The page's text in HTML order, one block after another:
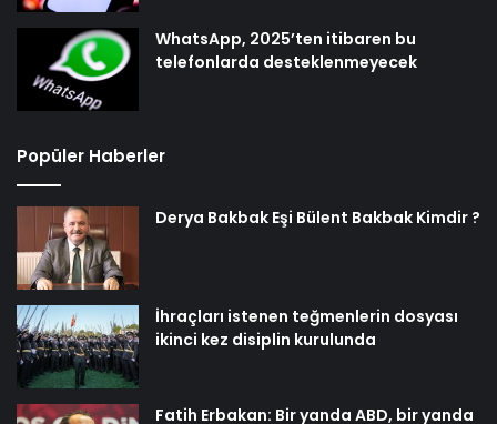
WhatsApp, 2025’ten itibaren bu
telefonlarda desteklenmeyecek
Popüler Haberler
Derya Bakbak Eşi Bülent Bakbak Kimdir ?
İhraçları istenen teğmenlerin dosyası
ikinci kez disiplin kurulunda
Fatih Erbakan: Bir yanda ABD, bir yanda